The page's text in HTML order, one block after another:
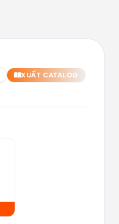
XUẤT CATALOG